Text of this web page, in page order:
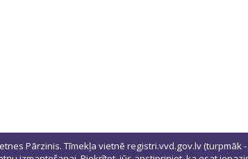
Pārzinis. Tīmekļa vietnē registri.vvd.gov.lv